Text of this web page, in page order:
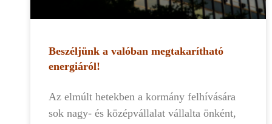
Beszéljünk a valóban megtakarítható
energiáról!
Az elmúlt hetekben a kormány felhívására
sok nagy- és középvállalat vállalta önként,